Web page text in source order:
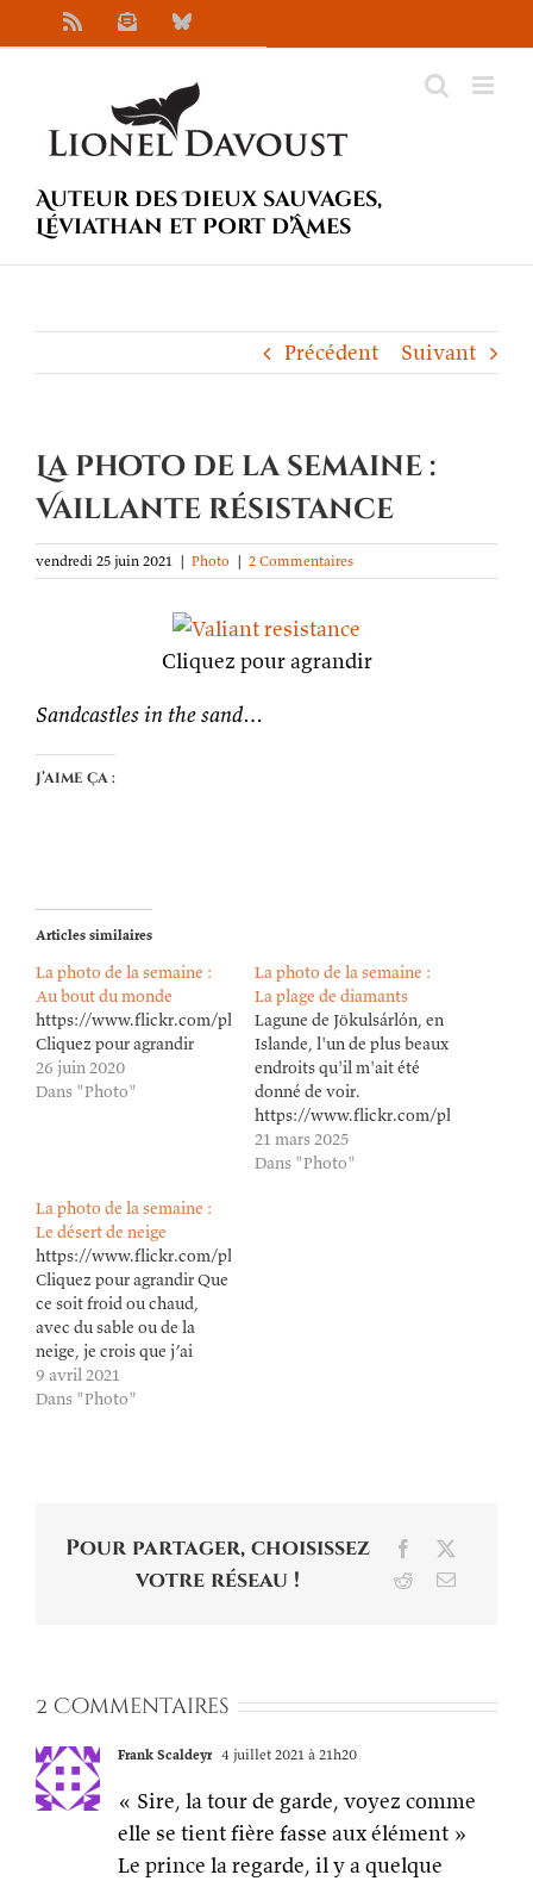
au
NewsletterBluesky
Auteur des Dieux sauvages,
Léviathan et Port d’Âmes
Précédent Suivant
La photo de la semaine :
Vaillante résistance
vendredi 25 juin 2021 | Photo | 2 Commentaires
Cliquez pour agrandir
Sandcastles in the sand…
J’aime ça :
Articles similaires
La photo de la semaine :
Au bout du monde
https://www.flickr.com/photos/lioneldavoust/50030998007/in/
Cliquez pour agrandir
26 juin 2020
Dans "Photo"
La photo de la semaine :
La plage de diamants
Lagune de Jökulsárlón, en
Islande, l'un de plus beaux
endroits qu'il m'ait été
donné de voir.
https://www.flickr.com/photos/
Cliquez pour agrandir
21 mars 2025
Dans "Photo"
La photo de la semaine :
Le désert de neige
https://www.flickr.com/photos/lioneldavoust/51092023233/in/
Cliquez pour agrandir Que
ce soit froid ou chaud,
avec du sable ou de la
neige, je crois que j’ai
vraiment un truc avec les
paysages où y a rien.
9 avril 2021
Dans "Photo"
Pour partager, choisissez
votre réseau !
Facebook
RedditEmail
2 Commentaires
Frank Scaldeyr 4 juillet 2021 à 21h20
« Sire, la tour de garde, voyez comme
elle se tient fière fasse aux élément »
Le prince la regarde, il y a quelque